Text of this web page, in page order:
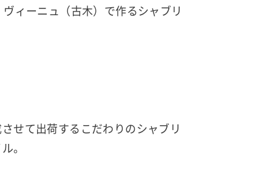
ィーニュ（古木）で作るシャブリ
せて出荷するこだわりのシャブリ
。